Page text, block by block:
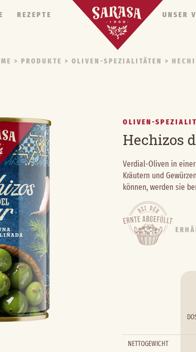
REZEPTE UNSER
> PRODUKTE > OLIVEN-SPEZIALITÄTEN >
OLIVEN-
Hechizos
Verdial-Oliven in
Kräutern und
können, werden sie
NETTOGEWICHT